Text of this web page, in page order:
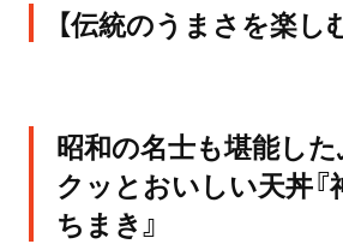
【伝統のうまさを楽し
昭和の名士も堪能し
クッとおいしい天丼『
ちまき』